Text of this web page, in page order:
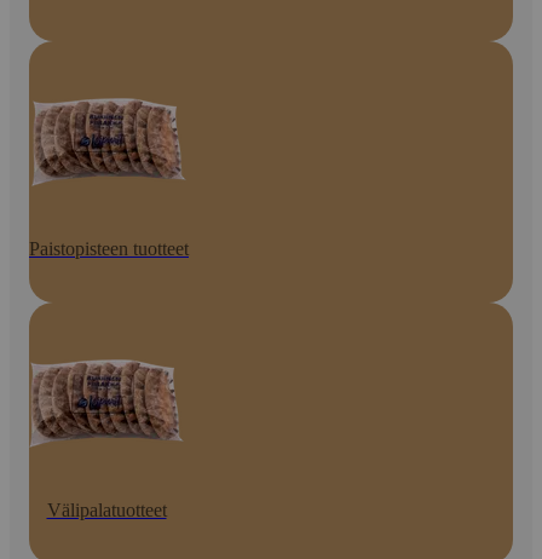
Paistopisteen tuotteet
Välipalatuotteet